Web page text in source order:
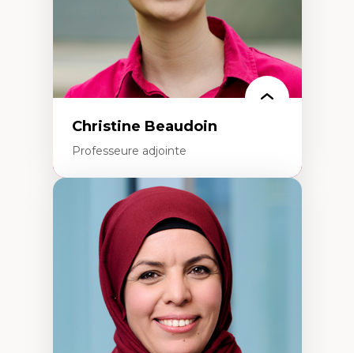
Christine Beaudoin
Professeure adjointe
Expertises
Méthodes de recherche
Acteurs plus qu'humains
Approches socio-écologiques
Conservation de la biodiversité
Collaboration et méthodes participatives
Études des sciences
Relations humain-environnement
Transdisciplinarité